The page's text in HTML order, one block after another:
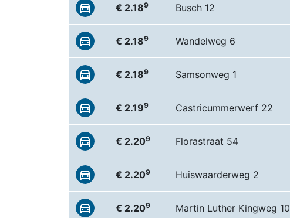
€ 2.189 Busch 12
€ 2.189 Wandelweg 6
€ 2.189 Samsonweg 1
€ 2.199 Castricummerwerf 22
€ 2.209 Florastraat 54
€ 2.209 Huiswaarderweg 2
€ 2.209 Martin Luther Kingweg 10